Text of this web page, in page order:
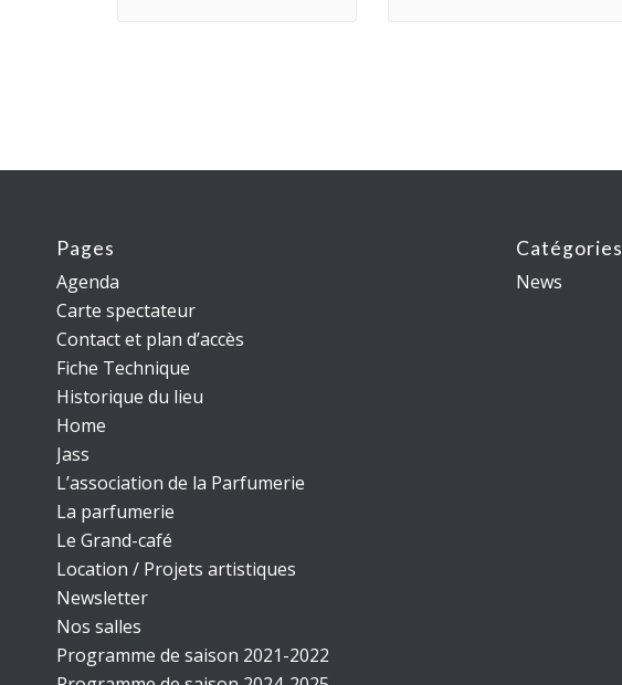
Pages
Agenda
Carte spectateur
Contact et plan d’accès
Fiche Technique
Historique du lieu
Home
Jass
L’association de la Parfumerie
La parfumerie
Le Grand-café
Location / Projets artistiques
Newsletter
Nos salles
Programme de saison 2021-2022
Catégories
News